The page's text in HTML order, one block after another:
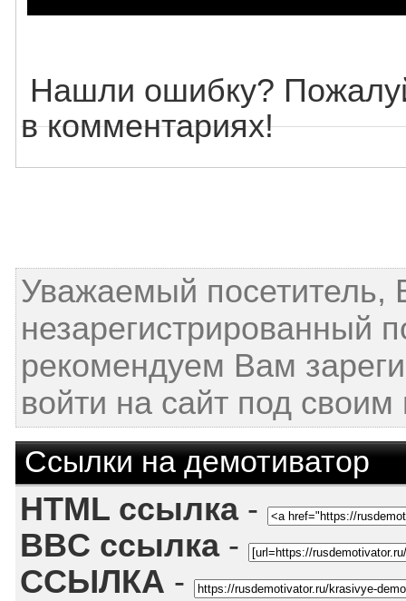
Нашли ошибку?
в комментариях!
Уважаемый посетитель,
незарегистрированный
рекомендуем Вам
войти на сайт под
Ссылки на демотиватор
HTML ссылка-
BBC ссылка-
ССЫЛКА -